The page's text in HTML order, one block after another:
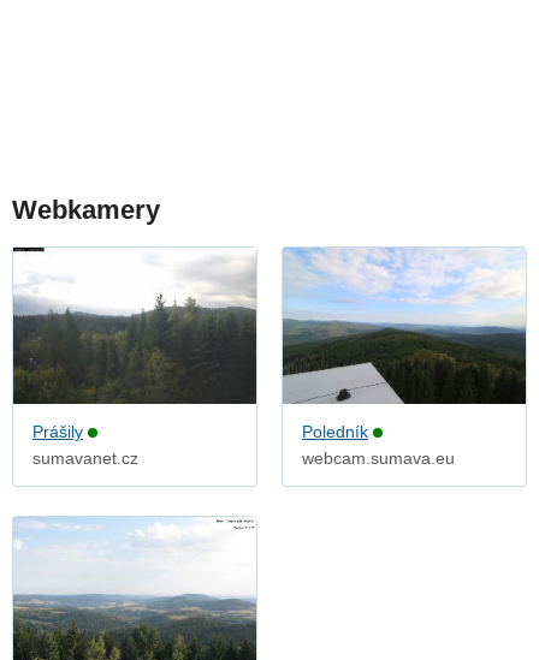
Webkamery
Prášily
sumavanet.cz
Poledník
webcam.sumava.eu